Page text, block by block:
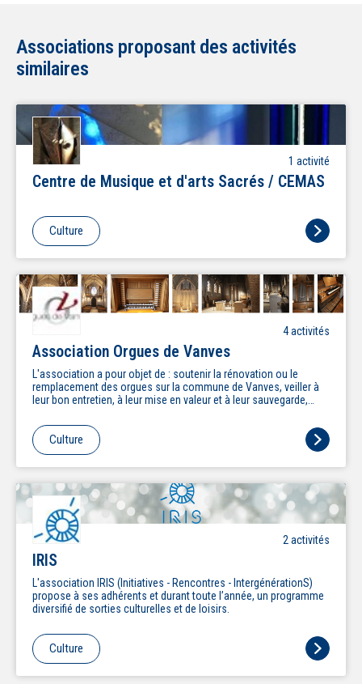
Associations proposant des activités
similaires
1 activité
Centre de Musique et d'arts Sacrés / CEMAS
Culture
4activités
Association Orgues de Vanves
L'association a pour objet de : soutenir la rénovation ou le
remplacement des orgues sur la commune de Vanves, veiller à
leur bon entretien, à leur mise en valeur et à leur sauvegarde,
au-delà, en suscitant notamment une riche activité culturelle et
pédagogique autour de l'instrument.
Culture
2 activités
IRIS
L'association IRIS (Initiatives - Rencontres - IntergénérationS)
propose à ses adhérents et durant toute l’année, un programme
diversifié de sorties culturelles et de loisirs.
Culture